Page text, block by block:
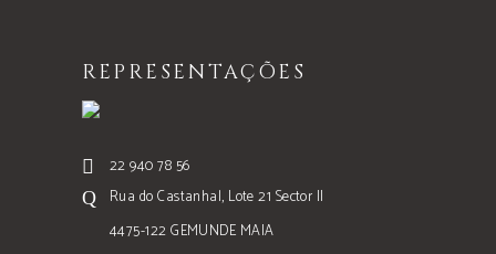
REPRESENTAÇÕES
22 940 78 56
Rua do Castanhal, Lote 21 Sector II
4475-122 GEMUNDE MAIA